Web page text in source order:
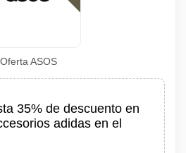
Oferta ASOS
35% de descuento en
adidas en el